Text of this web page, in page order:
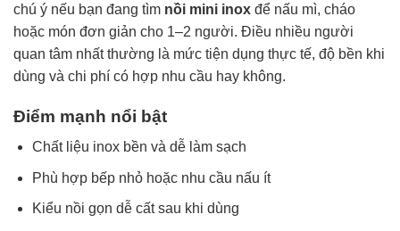
chú ý nếu bạn đang tìm nồi mini inox để nấu mì, cháo
hoặc món đơn giản cho 1–2 người. Điều nhiều người
quan tâm nhất thường là mức tiện dụng thực tế, độ bền khi
dùng và chi phí có hợp nhu cầu hay không.
Điểm mạnh nổi bật
Chất liệu inox bền và dễ làm sạch
Phù hợp bếp nhỏ hoặc nhu cầu nấu ít
Kiểu nồi gọn dễ cất sau khi dùng